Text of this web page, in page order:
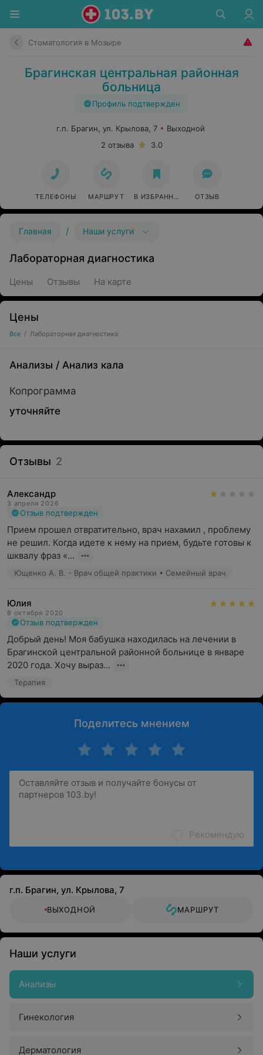
Стоматология в Мозыре
Брагинская центральная районная
больница
Профиль подтвержден
г.п. Брагин, ул. Крылова, 7
Выходной
2 отзыва
3.0
ТЕЛЕФОНЫ МАРШРУТ В ИЗБРАННОЕ ОТЗЫВ
Главная / Наши услуги
Лабораторная диагностика
Цены Отзывы На карте
Цены
Все / Лабораторная диагностика
Анализы / Анализ кала
Копрограмма
уточняйте
Отзывы 2
Александр
3 апреля 2026
Отзыв подтвержден
Прием прошел отвратительно, врач нахамил , проблему
не решил. Когда идете к нему на прием, будьте готовы к
шквалу фраз «...
Ющенко А. В. - Врач общей практики • Семейный врач
Юлия
8 октября 2020
Отзыв подтвержден
Добрый день! Моя бабушка находилась на лечении в
Брагинской центральной районной больнице в январе
2020 года. Хочу выраз...
Терапия
Поделитесь мнением
Рекомендую
г.п. Брагин, ул. Крылова, 7
ВЫХОДНОЙ МАРШРУТ
Наши услуги
Анализы
Гинекология
Дерматология